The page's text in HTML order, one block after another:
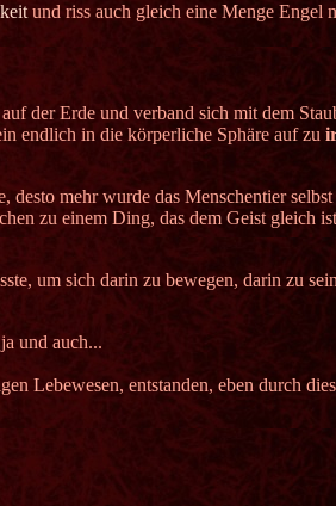
und riss auch gleich eine Menge Engel
der Erde und verband sich mit dem
endlich in die körperliche Sphäre auf zu
desto mehr wurde das Menschentier
zu einem Ding, das dem Geist gleich
um sich darin zu bewegen, darin zu
und auch...
Lebewesen, entstanden, eben durch